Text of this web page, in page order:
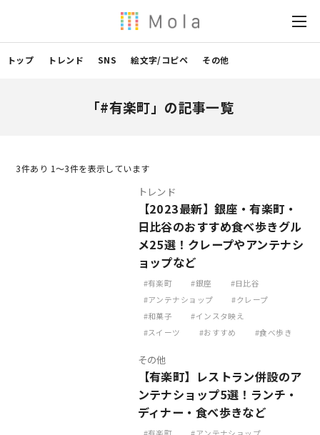
トップ トレンド SNS 絵文字/コピペ その他
「#有楽町」の記事一覧
3件あり 1〜3件を表示しています
トレンド
【2023最新】銀座・有楽町・
日比谷のおすすめ食べ歩きグル
メ25選！クレープやアンテナシ
ョップなど
有楽町 銀座
日比谷
アンテナショップ
クレープ
和菓子
インスタ映え
スイーツ
おすすめ 食べ歩き
その他
【有楽町】レストラン併設のア
ンテナショップ5選！ランチ・
ディナー・食べ歩きなど